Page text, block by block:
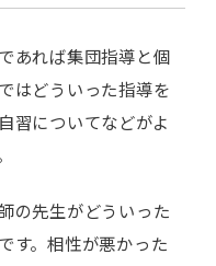
あれば集団指導と個
はどういった指導を
習についてなどがよ
の先生がどういった
す。相性が悪かった